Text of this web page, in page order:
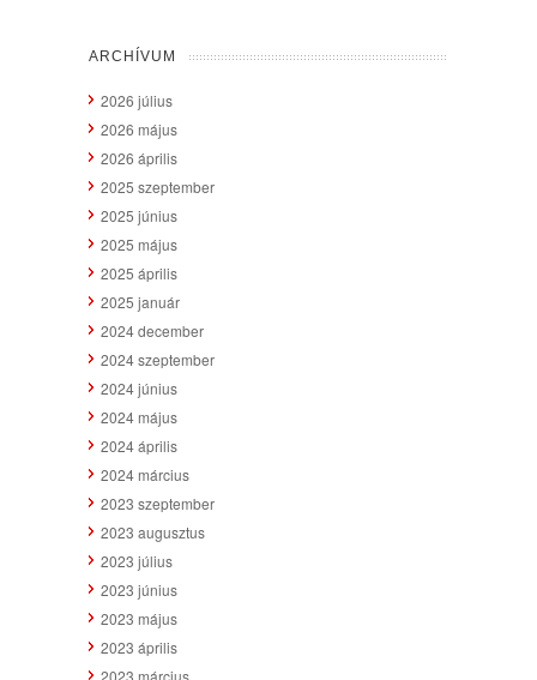
ARCHÍVUM
2026 július
2026 május
2026 április
2025 szeptember
2025 június
2025 május
2025 április
2025 január
2024 december
2024 szeptember
2024 június
2024 május
2024 április
2024 március
2023 szeptember
2023 augusztus
2023 július
2023 június
2023 május
2023 április
2023 március